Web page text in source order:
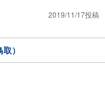
2019/11/17投稿
）